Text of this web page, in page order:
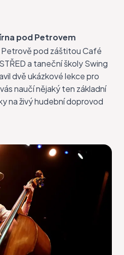
pod Petrovem
Petrově pod záštitou Café
a taneční školy Swing
dvě ukázkové lekce pro
naučí nějaký ten základní
na živý hudební doprovod